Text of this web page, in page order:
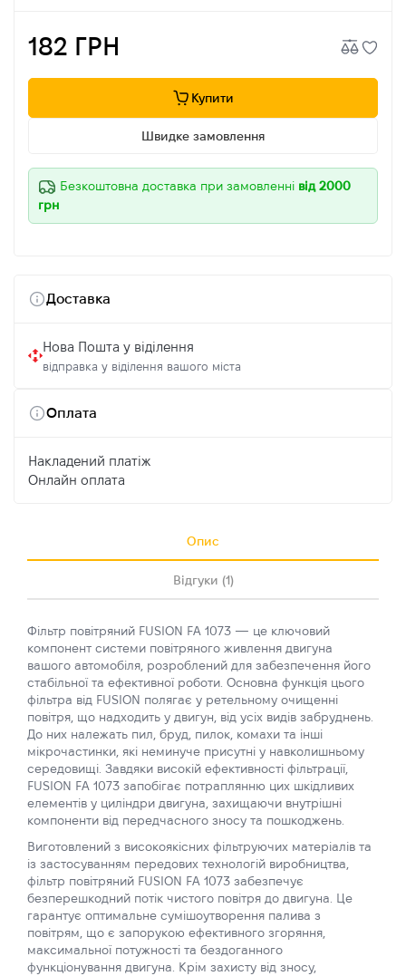
182 ГРН
Купити
Швидке замовлення
Безкоштовна доставка при замовленні від 2000
грн
Доставка
Нова Пошта у віділення
відправка у віділення вашого міста
Оплата
Накладений платіж
Онлайн оплата
Опис
Відгуки (1)
Фільтр повітряний FUSION FA 1073 — це ключовий
компонент системи повітряного живлення двигуна
вашого автомобіля, розроблений для забезпечення його
стабільної та ефективної роботи. Основна функція цього
фільтра від FUSION полягає у ретельному очищенні
повітря, що надходить у двигун, від усіх видів забруднень.
До них належать пил, бруд, пилок, комахи та інші
мікрочастинки, які неминуче присутні у навколишньому
середовищі. Завдяки високій ефективності фільтрації,
FUSION FA 1073 запобігає потраплянню цих шкідливих
елементів у циліндри двигуна, захищаючи внутрішні
компоненти від передчасного зносу та пошкоджень.
Виготовлений з високоякісних фільтруючих матеріалів та
із застосуванням передових технологій виробництва,
фільтр повітряний FUSION FA 1073 забезпечує
безперешкодний потік чистого повітря до двигуна. Це
гарантує оптимальне сумішоутворення палива з
повітрям, що є запорукою ефективного згоряння,
максимальної потужності та бездоганного
функціонування двигуна. Крім захисту від зносу,